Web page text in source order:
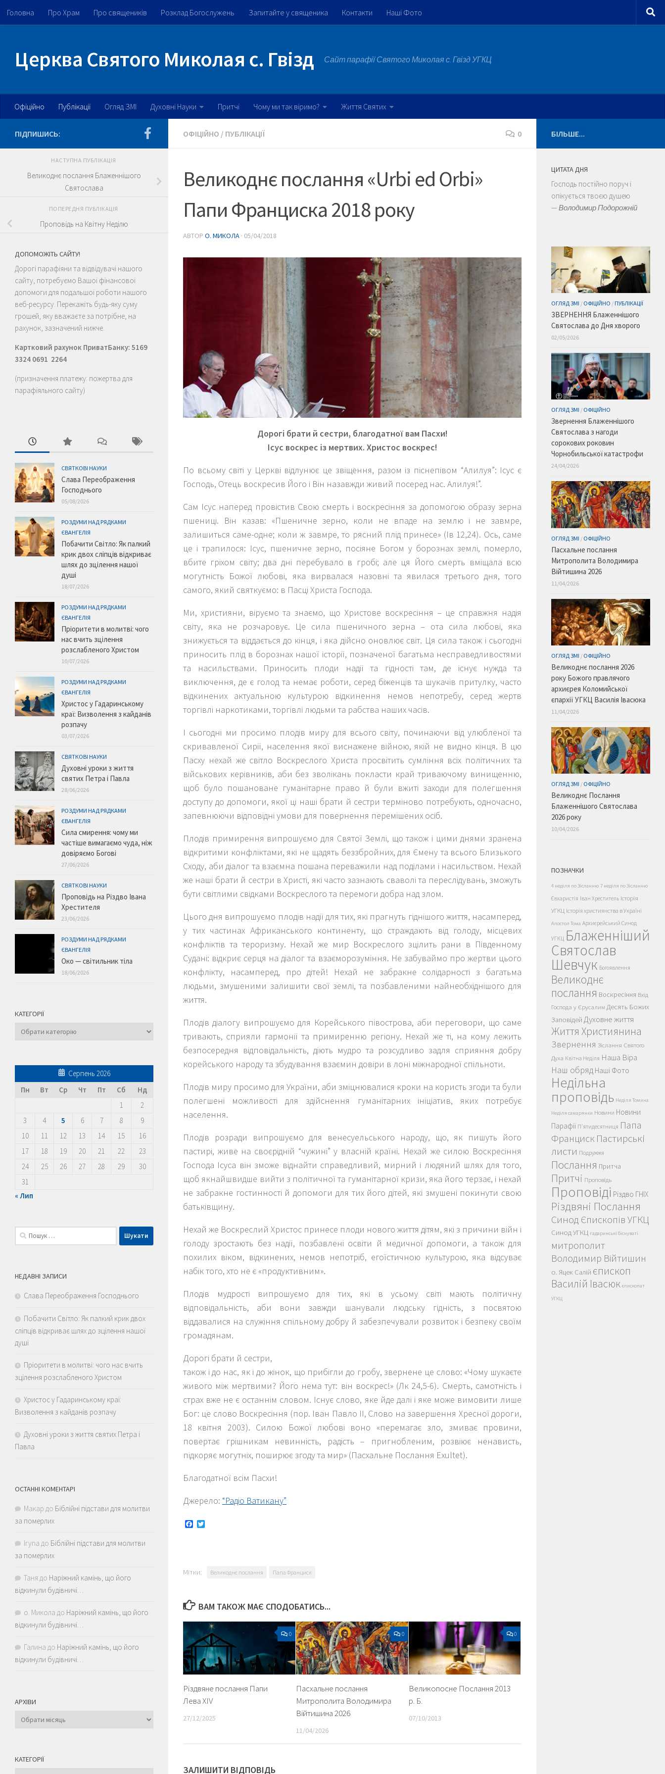
Skip to content
Головна Про Храм Про священиків Розклад Богослужень Запитайте у священика Контакти Наші Фото
Церква Святого Миколая с. Гвізд Сайт парафії Святого Миколая с. Гвізд УГКЦ
Офіційно Публікації Огляд ЗМІ Духовні Науки Притчі Чому ми так віримо? Життя Святих
ОФІЦІЙНО / ПУБЛІКАЦІЇ 0
Великоднє послання «Urbi ed Orbi»
Папи Франциска 2018 року
АВТОР О. МИКОЛА · 05/04/2018
Дорогі брати й сестри, благодатної вам Пасхи!
Ісус воскрес із мертвих. Христос воскрес!
По всьому світі у Церкві відлунює це звіщення, разом із піснепівом “Алилуя”: Ісус є
Господь, Отець воскресив Його і Він назавжди живий посеред нас. Алилуя!”.
Сам Ісус наперед провістив Свою смерть і воскресіння за допомогою образу зерна
пшениці. Він казав: «Пшеничне зерно, коли не впаде на землю і не завмре,
залишиться саме-одне; коли ж завмре, то рясний плід принесе» (Ів 12,24). Ось, саме
це і трапилося: Ісус, пшеничне зерно, посіяне Богом у борознах землі, померло,
вбите гріхом світу; два дні перебувало в гробі; але ця Його смерть вміщала всю
могутність Божої любові, яка вирвалася назовні та явилася третього дня, того
самого, який святкуємо: в Пасці Христа Господа.
Ми, християни, віруємо та знаємо, що Христове воскресіння – це справжня надія
світу, яка не розчаровує. Це сила пшеничного зерна – ота сила любові, яка
знижується та віддається до кінця, і яка дійсно оновлює світ. Ця сила також і сьогодні
приносить плід в борознах нашої історії, позначеної багатьма несправедливостями
та насильствами. Приносить плоди надії та гідності там, де існує нужда та
виключення, де є голод та немає роботи, серед біженців та шукачів притулку, часто
відкинених актуальною культурою відкинення немов непотребу, серед жертв
торгівлі наркотиками, торгівлі людьми та рабства наших часів.
І сьогодні ми просимо плодів миру для всього світу, починаючи від улюбленої та
скривавленої Сирії, населення якої виснажене війною, якій не видно кінця. В цю
Пасху нехай же світло Воскреслого Христа просвітить сумління всіх політичних та
військових керівників, аби без зволікань покласти край триваючому винищенню,
щоб було пошановане гуманітарне право й були вжиті заходи для полегшення
доступу до допомоги, якої ці наші брати й сестри терміново потребують, одночасно,
запевнюючи відповідні умови для повернення перемішених осіб.
Плодів примирення випрошуємо для Святої Землі, що також і цими днями зранена
відкритими конфліктами, які не щадять беззбройних, для Ємену та всього Близького
Сходу, аби діалог та взаємна пошана переважили над поділами і насильством. Нехай
же наші брати й сестри в Христі, які часто зазнають сваволі та переслідувань, зможуть
бути світлими свідками Воскреслого та перемоги добра над злом.
Цього дня випрошуємо плодів надії для тих, які прагнуть гіднішого життя, насамперед,
у тих частинах Африканського континенту, що страждають від голоду, місцевих
конфліктів та тероризму. Нехай же мир Воскреслого зцілить рани в Південному
Судані: відкриє серця на діалог та взаєморозуміння. Не забуваймо про жертви цього
конфлікту, насамперед, про дітей! Нехай не забракне солідарності з багатьма
людьми, змушеними залишити свої землі, та позбавленими найнеобхіднішого для
життя.
Плодів діалогу випрошуємо для Корейського півострова, аби переговори, що саме
тривають, сприяли гармонії та примиренню регіону. Нехай же ті, на кому лежить
безпосередня відповідальність, діють мудро та розсудливо задля сприяння добру
корейського народу та збудування взаємин довіри в лоні міжнародної спільноти.
Плодів миру просимо для України, аби зміцнювалися кроки на користь згоди та були
полегшені можливості для здійснення гуманітарних ініціатив, яких потребує
населення.
Плодів розради випрошуємо для венесуельського народу, що, як пишуть його
пастирі, живе на своєрідній “чужині” у власній країні. Нехай же силою Воскресіння
Господа Ісуса він зможе віднайти справедливий, мирний і людяний шлях для того,
щоб якнайшвидше вийти з політичної та гуманітарної кризи, яка його терзає, і нехай
не забракне гостинності й допомоги для тих його дітей, які змушені покинути свою
батьківщину.
Нехай же Воскреслий Христос принесе плоди нового життя дітям, які з причини війн і
голоду зростають без надії, позбавлені освіти й медичної допомоги, а також для
похилих віком, відкинених, немов непотріб, егоїстичною культурою, яка відсуває
набік того, хто не є «продуктивним».
Плодів мудрості випрошуємо для тих, які в усьому світі мають політичну
відповідальність, аби вони завжди шанували людську гідність, з посвятою
віддавалися на служіння спільному добру й забезпечували розвиток і безпеку своїм
громадянам.
Дорогі брати й сестри,
також і до нас, як і до жінок, що прибігли до гробу, звернене це слово: «Чому шукаєте
живого між мертвими? Його нема тут: він воскрес!» (Лк 24,5-6). Смерть, самотність і
страх вже не є останнім словом. Існує слово, яке йде далі і яке може вимовити лише
Бог: це слово Воскресіння (пор. Іван Павло ІІ, Слово на завершення Хресної дороги,
18 квітня 2003). Силою Божої любові воно «перемагає зло, змиває провини,
повертає грішникам невинність, радість – пригнобленим, розвіює ненависть,
підкоряє могутніх, поширює згоду та мир» (Пасхальне Послання Exultet).
Благодатної всім Пасхи!
Джерело: “Радіо Ватикану”
Facebook
Мітки: Великоднє послання Папа Франциск
ВАМ ТАКОЖ МАЄ СПОДОБАТИСЬ...
0
Різдвяне послання Папи
Лева XIV
27/12/2025
0
Пасхальне послання
Митрополита Володимира
Війтишина 2026
11/04/2026
0
Великопосне Послання 2013
р. Б.
07/10/2013
ЗАЛИШИТИ ВІДПОВІДЬ
ПІДПИШИСЬ:
НАСТУПНА ПУБЛІКАЦІЯ
Великоднє послання Блаженнішого
Святослава
ПОПЕРЕДНЯ ПУБЛІКАЦІЯ
Проповідь на Квітну Неділю
ДОПОМОЖІТЬ САЙТУ!
Дорогі парафіяни та відвідувачі нашого
сайту, потребуємо Вашої фінансової
допомоги для подальшої роботи нашого
веб-ресурсу. Перекажіть будь-яку суму
грошей, яку вважаєте за потрібне, на
рахунок, зазначений нижче.
Картковий рахунок ПриватБанку: 5169
3324 0691 2264
(призначення платежу: пожертва для
парафіяльного сайту)
СВЯТКОВІ НАУКИ
Слава Переображення
Господнього
05/08/2026
РОЗДУМИ НАД РЯДКАМИ
ЄВАНГЕЛІЯ
Побачити Світло: Як палкий
крик двох сліпців відкриває
шлях до зцілення нашої
душі
18/07/2026
РОЗДУМИ НАД РЯДКАМИ
ЄВАНГЕЛІЯ
Пріоритети в молитві: чого
нас вчить зцілення
розслабленого Христом
10/07/2026
РОЗДУМИ НАД РЯДКАМИ
ЄВАНГЕЛІЯ
Христос у Гадаринському
краї: Визволення з кайданів
розпачу
03/07/2026
СВЯТКОВІ НАУКИ
Духовні уроки з життя
святих Петра і Павла
28/06/2026
РОЗДУМИ НАД РЯДКАМИ
ЄВАНГЕЛІЯ
Сила смирення: чому ми
частіше вимагаємо чуда, ніж
довіряємо Богові
27/06/2026
СВЯТКОВІ НАУКИ
Проповідь на Різдво Івана
Хрестителя
23/06/2026
РОЗДУМИ НАД РЯДКАМИ
ЄВАНГЕЛІЯ
Око — світильник тіла
18/06/2026
КАТЕГОРІЇ
Категорії
Серпень 2026
Пн
Вт Ср Чт Пт Сб
Нд
1
2
3
4 5 6 7 8
9
10
11 12 13 14 15
16
17
18 19 20 21 22
23
24
25 26 27 28 29
30
31
« Лип
Пошук:
НЕДАВНІ ЗАПИСИ
Слава Переображення Господнього
Побачити Світло: Як палкий крик двох
сліпців відкриває шлях до зцілення нашої
душі
Пріоритети в молитві: чого нас вчить
зцілення розслабленого Христом
Христос у Гадаринському краї:
Визволення з кайданів розпачу
Духовні уроки з життя святих Петра і
Павла
ОСТАННІ КОМЕНТАРІ
Макар до Біблійні підстави для молитви
за померлих
Iryna до Біблійні підстави для молитви
за померлих
Таня до Наріжний камінь, що його
відкинули будівничі…
о. Микола до Наріжний камінь, що його
відкинули будівничі…
Галина до Наріжний камінь, що його
відкинули будівничі…
АРХІВИ
Архіви
КАТЕГОРІЇ
БІЛЬШЕ...
ЦИТАТА ДНЯ
Господь постійно поруч і
опікується твоєю душею
—Володимир Подорожній
ОГЛЯД ЗМІ / ОФІЦІЙНО /ПУБЛІКАЦІЇ
ЗВЕРНЕННЯ Блаженнішого
Святослава до Дня хворого
02/05/2026
ОГЛЯД ЗМІ / ОФІЦІЙНО
Звернення Блаженнішого
Святослава з нагоди
сорокових роковин
Чорнобильської катастрофи
24/04/2026
ОГЛЯД ЗМІ / ОФІЦІЙНО
Пасхальне послання
Митрополита Володимира
Війтишина 2026
11/04/2026
ОГЛЯД ЗМІ / ОФІЦІЙНО
Великоднє послання 2026
року Божого правлячого
архиєрея Коломийської
єпархії УГКЦ Василія Івасюка
11/04/2026
ОГЛЯД ЗМІ / ОФІЦІЙНО
Великоднє Послання
Блаженнішого Святослава
2026 року
10/04/2026
ПОЗНАЧКИ
4 неділя по Зісланню 7 неділя по Зісланню
Євхаристія Іван Хреститель Історія
УГКЦ Історія християнства в Україні
Апостол Тома Архиєрейський Синод
УГКЦ Блаженніший
Святослав
Шевчук Богоявлення
Великоднє
послання Воскресіння Вхід
Господа у Єрусалим Десять Божих
Заповідей Духовне життя
Життя Християнина
Звернення Зіслання Святого
Духа Квітна Неділя Наша Віра
Наш обряд Наші Фото
Недільна
проповідь Неділя Томина
Неділя самарянки Новини Новини
Парафії П'ятидесятниця Папа
Франциск Пастирські
листи Подружжя
Послання Притча
Притчі Проповідь
Проповіді Різдво ГНІХ
Різдвяні Послання
Синод Єпископів УГКЦ
Синод УГКЦ гадаринські біснуваті
митрополит
Володимир Війтишин
о. Яцек Салій єпископ
Василій Івасюк єпископат
УГКЦ